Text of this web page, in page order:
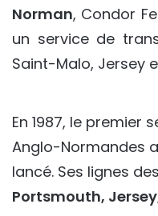
Norman, Condor
un service de
Saint-Malo, Jersey
En 1987, le premier
Anglo-Normandes
lancé. Ses lignes
Portsmouth,